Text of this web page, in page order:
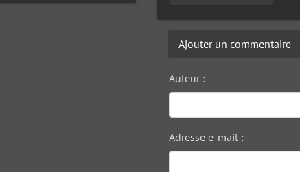
Ajouter un commentaire
Auteur :
Adresse e-mail :